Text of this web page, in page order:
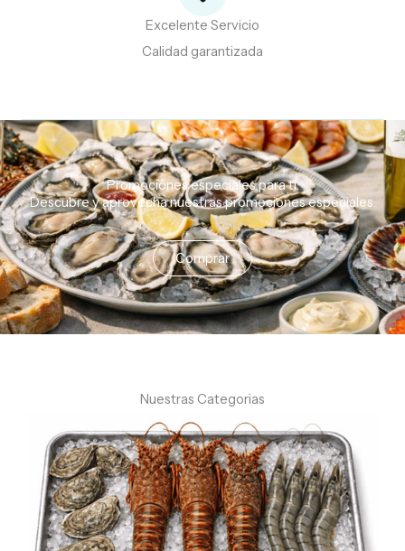
Excelente Servicio
Calidad garantizada
Promociones especiales para ti.
Descubreyaprovechanuestraspromocionesespeciales.
Comprar
Nuestras Categorias